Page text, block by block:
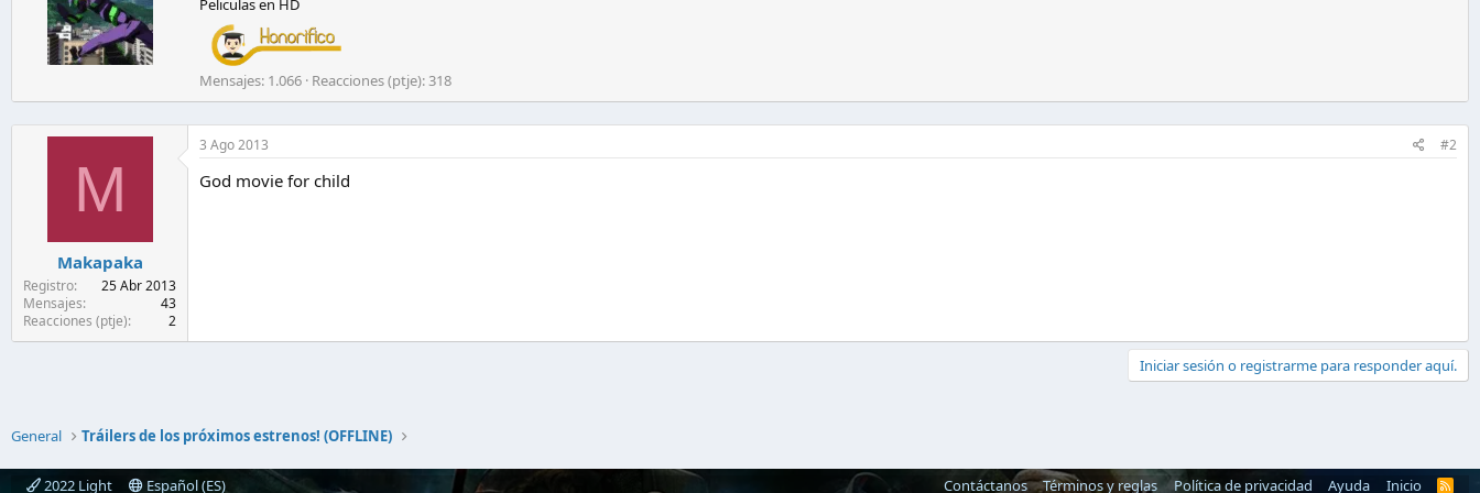
c
o
p
o
r
Peliculas en HD
Mensajes 1.066 Reacciones (ptje) 318
M
Makapaka
Registro
25 Abr 2013
Mensajes
43
Reacciones (ptje)
2
3 Ago 2013 #2
God movie for child
Iniciar sesión o registrarme para responder aquí.
General Tráilers de los próximos estrenos! (OFFLINE)
2022 Light Español (ES) Contáctanos Términos y reglas Política de privacidad Ayuda Inicio
R